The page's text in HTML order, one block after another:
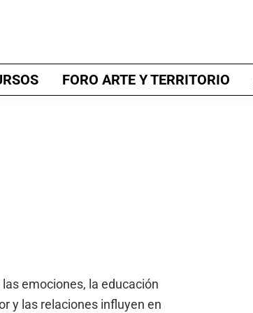
FORO ARTE Y TERRITORIO
emociones, la educación
y las relaciones influyen en